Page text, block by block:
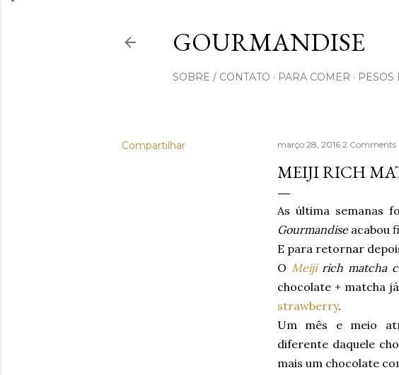
GOURMANDISE
SOBRE / CONTATO PARA COMER PESOS
Compartilhar março 28, 2016 2 Comments
MEIJI RICH
As última semanas
Gourmandiseacabou
E para retornar
O Meijirich matcha
chocolate + matcha
strawberry.
Um mês e meio
diferente daquele
mais um chocolate